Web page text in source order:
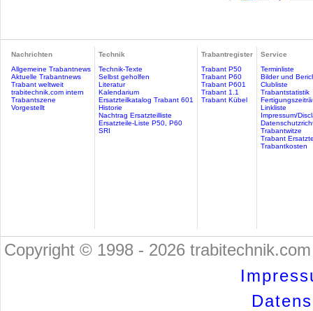
Nachrichten
Allgemeine Trabantnews
Aktuelle Trabantnews
Trabant weltweit
trabitechnik.com intern
Trabantszene
Vorgestellt
Technik
Technik-Texte
Selbst geholfen
Literatur
Kalendarium
Ersatzteilkatalog Trabant 601
Historie
Nachtrag Ersatzteilliste
Ersatzteile-Liste P50, P60
SRI
Trabantregister
Trabant P50
Trabant P60
Trabant P601
Trabant 1.1
Trabant Kübel
Service
Terminliste
Bilder und
Clubliste
Trabantstatistik
Linkliste
Impressum/
Trabantwitze
Trabant
Trabantkosten
Copyright © 1998 - 2026